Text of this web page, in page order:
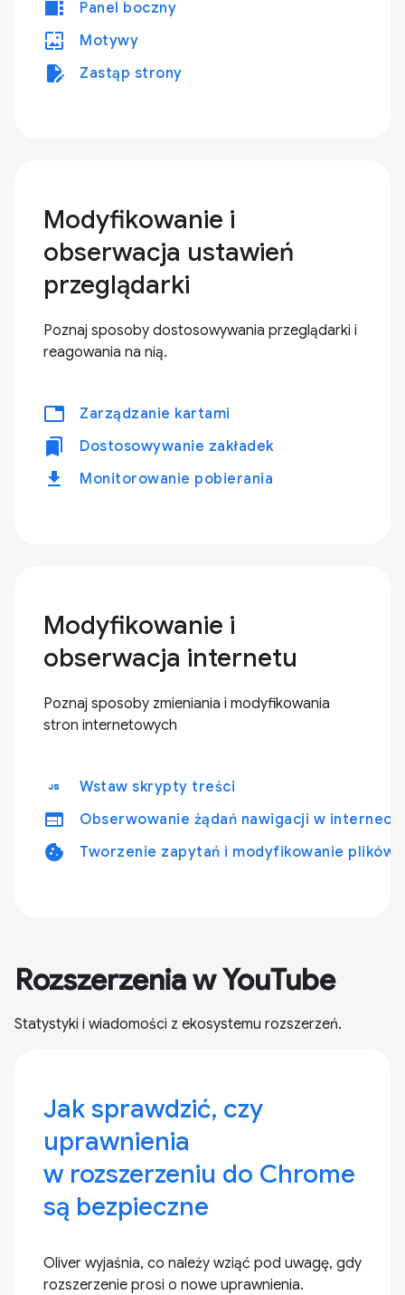
view_sidebar Panel boczny
wallpaper Motywy
edit_document Zastąp strony
Modyfikowanie i
obserwacja ustawień
przeglądarki
Poznaj sposoby dostosowywania przeglądarki i
reagowania na nią.
tabsZarządzanie kartami
bookmarks Dostosowywanie zakładek
download Monitorowanie pobierania
Modyfikowanie i
obserwacja internetu
Poznaj sposoby zmieniania i modyfikowania
stron internetowych
javascript Wstaw skrypty treści
web Obserwowanie żądań nawigacji w internecie
cookie Tworzenie zapytań i modyfikowanie plików
Rozszerzenia w YouTube
Statystyki i wiadomości z ekosystemu rozszerzeń.
Jak sprawdzić, czy
uprawnienia
w rozszerzeniu do Chrome
są bezpieczne
Oliver wyjaśnia, co należy wziąć pod uwagę, gdy
rozszerzenie prosi o nowe uprawnienia.